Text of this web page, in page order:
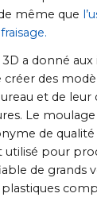
même que
fraisage.
3D a donné
créer des
et de leur
Le
de
utilisé pour
de grands